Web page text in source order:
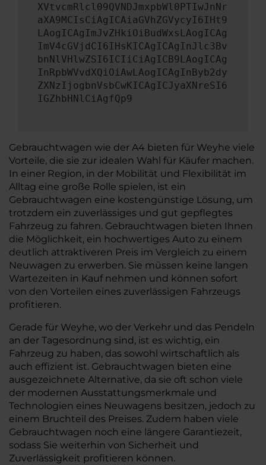
XVtvcmRlcl09QVNDJmxpbWl0PTIwJnNr
aXA9MCIsCiAgICAiaGVhZGVycyI6IHt9
LAogICAgImJvZHkiOiBudWxsLAogICAg
ImV4cGVjdCI6IHsKICAgICAgInJlc3Bv
bnNlVHlwZSI6ICIiCiAgICB9LAogICAg
InRpbWVvdXQiOiAwLAogICAgInByb2dy
ZXNzIjogbnVsbCwKICAgICJyaXNreSI6
IGZhbHNlCiAgfQp9
Gebrauchtwagen wie der A4 bieten für Weyhe viele
Vorteile, die sie zur idealen Wahl für Käufer machen.
In einer Region, in der Mobilität und Flexibilität im
Alltag eine große Rolle spielen, ist ein
Gebrauchtwagen eine kostengünstige Lösung, um
trotzdem ein zuverlässiges und gut gepflegtes
Fahrzeug zu fahren. Gebrauchtwagen bieten Ihnen
die Möglichkeit, ein hochwertiges Auto zu einem
deutlich attraktiveren Preis im Vergleich zu einem
Neuwagen zu erwerben. Sie müssen keine langen
Wartezeiten in Kauf nehmen und können sofort
von den Vorteilen eines zuverlässigen Fahrzeugs
profitieren.
Gerade für Weyhe, wo der Verkehr und das Pendeln
an der Tagesordnung sind, ist es wichtig, ein
Fahrzeug zu haben, das sowohl wirtschaftlich als
auch effizient ist. Gebrauchtwagen bieten eine
ausgezeichnete Alternative, da sie oft schon viele
der modernen Ausstattungsmerkmale und
Technologien eines Neuwagens besitzen, jedoch zu
einem Bruchteil des Preises. Zudem haben viele
Gebrauchtwagen noch eine längere Garantiezeit,
sodass Sie weiterhin von Sicherheit und
Zuverlässigkeit profitieren können.